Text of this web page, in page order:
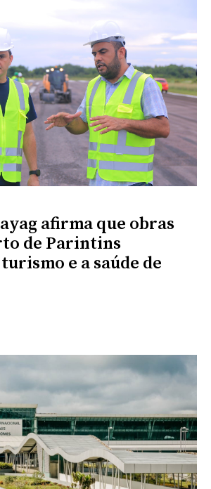
afirma que obras
de Parintins
e a saúde de